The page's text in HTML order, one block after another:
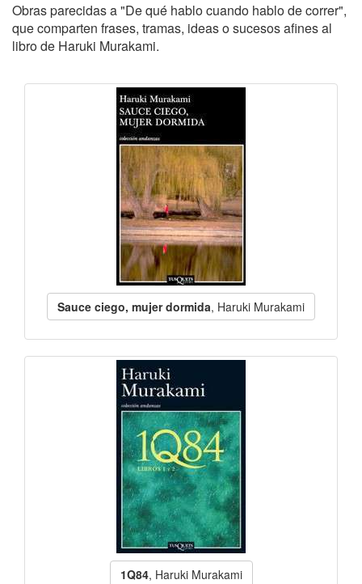
Obras parecidas a "De qué hablo cuando hablo de correr",
que comparten frases, tramas, ideas o sucesos afines al
libro de Haruki Murakami.
Sauce ciego, mujer dormida, Haruki Murakami
1Q84, Haruki Murakami